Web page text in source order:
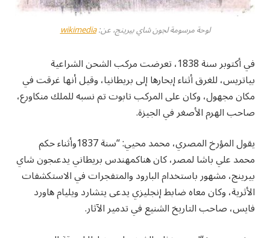
لوحة مرسومة لجون شاي بيرينج، عن:wikimedia
في أكتوبر سنة 1838، تعرضت مركب الشحن الشراعية
بياتريس، للغرق أثناء إبحارها إلى بريطانيا، وقيل أنها غرقت في
مكان مجهول، وكان على المركب تابوت تم نسبه للملك منكاورع،
صاحب الهرم الأصغر في الجيزة.
يقول المؤرخ المصري، محمد محيي: “سنة 1837وأثناء حكم
محمد علي باشا لمصر، كان هناكمهندس بريطاني يدعىجون شاي
بيرينج، مشهور باستخدام البارود والمتفجرات في الاستكشفات
الأثرية، وكان معاه ضابط إنجليزي يدعى يتشارد ويليام هاورد
فايس، صاحب التاريخ الشنيع في تدمير الآثار.